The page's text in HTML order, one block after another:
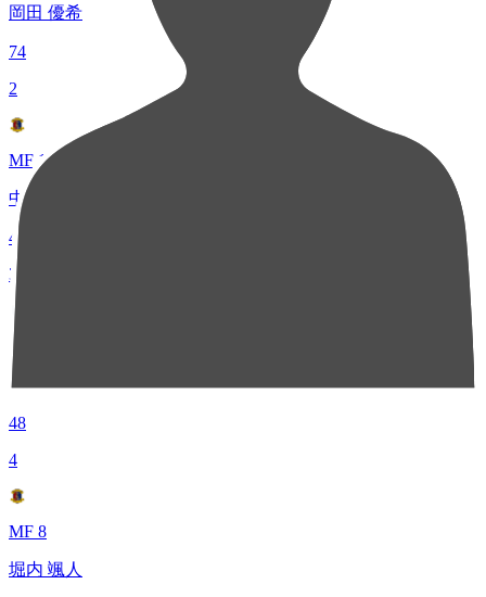
岡田 優希
74
2
MF 14
中島 賢星
49
3
MF 7
西村 恭史
48
4
MF 8
堀内 颯人